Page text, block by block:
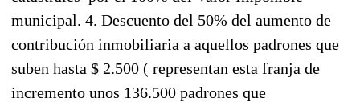
municipal. 4. Descuento del 50% del aumento de
contribución inmobiliaria a aquellos padrones que
suben hasta $ 2.500 ( representan esta franja de
incremento unos 136.500 padrones que